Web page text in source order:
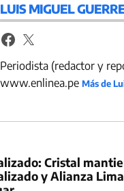
LUIS MIGUEL
Periodista (redactor y
www.enlinea.peMás de
Cristal
y Alianza